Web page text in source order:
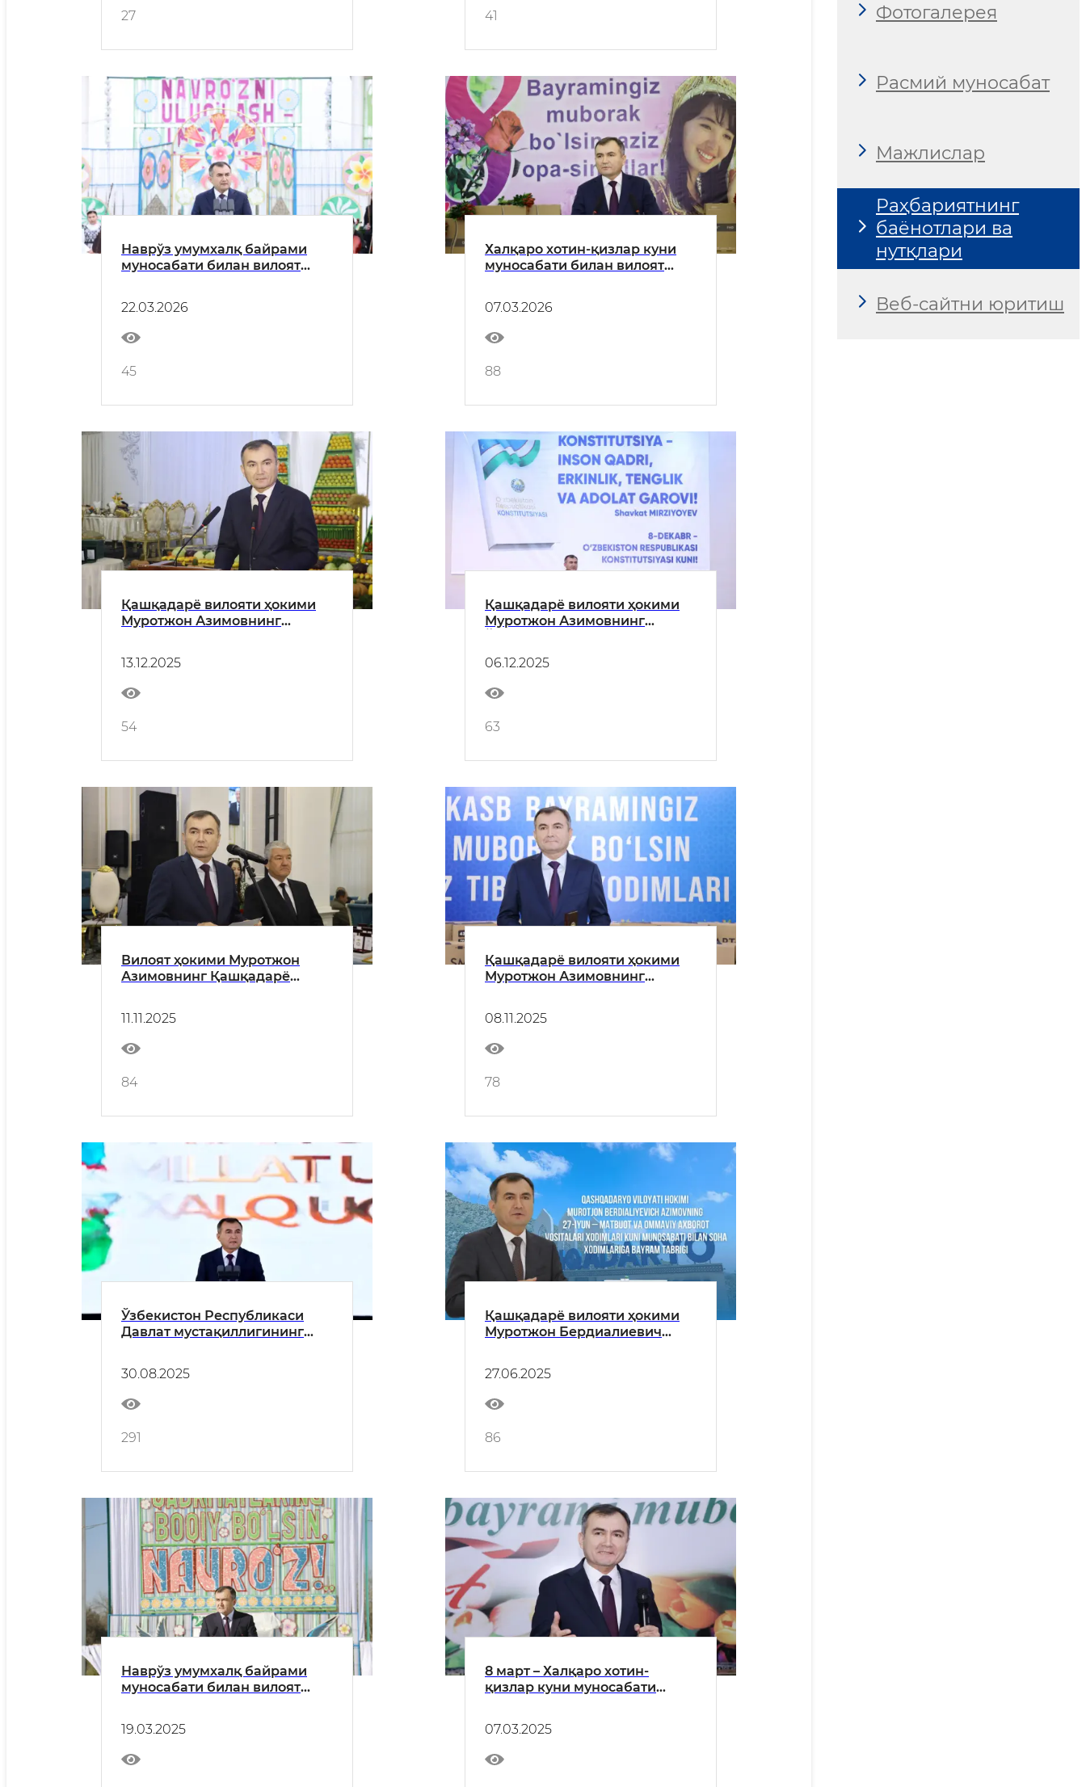
27 41
Наврўз умумхалқ байрами
муносабати билан вилоят
воҳадошларимизга байрам
табриги
22.03.2026
45
Халқаро хотин-қизлар куни
муносабати билан вилоят
аёлларига байрам табриги
07.03.2026
88
Қашқадарё вилояти ҳокими
Муротжон Азимовнинг
ходимларига байрам табриги
13.12.2025
54
Қашқадарё вилояти ҳокими
Муротжон Азимовнинг
қилинганининг 33 йиллиги
муносабати билан байрам
табриги
06.12.2025
63
Вилоят ҳокими Муротжон
Азимовнинг Қашқадарё
табриги
11.11.2025
84
Қашқадарё вилояти ҳокими
Муротжон Азимовнинг
08.11.2025
78
Ўзбекистон Республикаси
Давлат мустақиллигининг
ҳокими Азимов Муротжон
Бердиалиевичнинг вилоят
аҳлига байрам табриги
30.08.2025
291
Қашқадарё вилояти ҳокими
Муротжон Бердиалиевич
воситалари ходимлари куни
муносабати билан соҳа
ходимларига байрам табриги
27.06.2025
86
Наврўз умумхалқ байрами
муносабати билан вилоят
воҳадошларимизга байрам
табриги
19.03.2025
8 март – Халқаро хотин-
қизлар куни муносабати
байрам табриги
07.03.2025
Фотогалерея
Расмий муносабат
Мажлислар
Раҳбариятнинг
баёнотлари ва
нутқлари
Веб-сайтни юритиш